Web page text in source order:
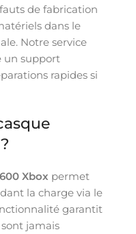
de fabrication
dans le
Notre service
un support
rapides si
Xbox permet
la charge via le
garantit
jamais